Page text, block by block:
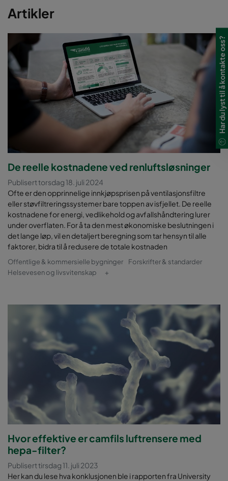
Artikler
De reelle kostnadene ved renluftsløsninger
Publisert torsdag 18. juli 2024
Ofte er den opprinnelige innkjøpsprisen på ventilasjonsfiltre
eller støvfiltreringssystemer bare toppen av isfjellet. De reelle
kostnadene for energi, vedlikehold og avfallshåndtering lurer
under overflaten. For å ta den mest økonomiske beslutningen i
det lange løp, vil en detaljert beregning som tar hensyn til alle
faktorer, bidra til å redusere de totale kostnaden
Offentlige & kommersielle bygninger
Forskrifter & standarder
Helsevesen og livsvitenskap
+
Hvor effektive er camfils luftrensere med
hepa-filter?
Publisert tirsdag 11. juli 2023
Her kan du lese hva konklusjonen ble i rapporten fra University
Har du lyst til å kontakte oss?